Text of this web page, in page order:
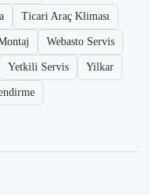
Ticari Araç Kliması
Webasto Servis
Yetkili Servis Yilkar